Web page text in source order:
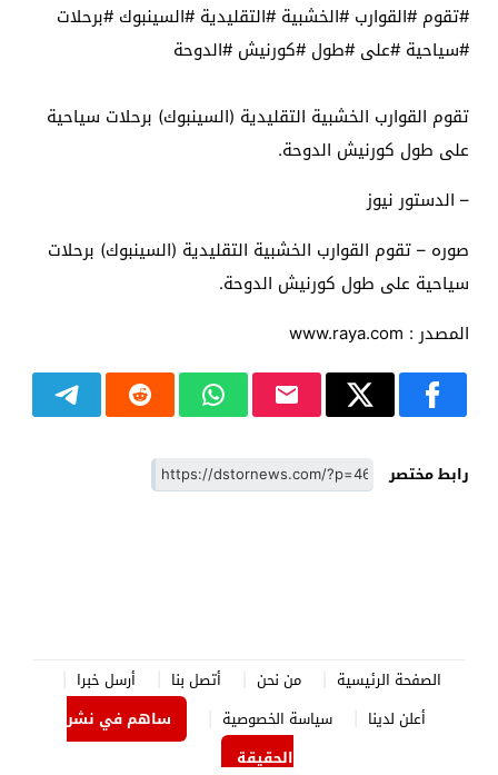
#تقوم #القوارب #الخشبية #التقليدية #السينبوك #برحلات
#سياحية #على #طول #كورنيش #الدوحة
تقوم القوارب الخشبية التقليدية (السينبوك) برحلات سياحية
على طول كورنيش الدوحة.
– الدستور نيوز
صوره – تقوم القوارب الخشبية التقليدية (السينبوك) برحلات
سياحية على طول كورنيش الدوحة.
المصدر : www.raya.com
رابط مختصر
الصفحة الرئيسية من نحن أتصل بنا
أرسل خبرا
أعلن لدينا
سياسة الخصوصية
ساهم في نشر
الحقيقة